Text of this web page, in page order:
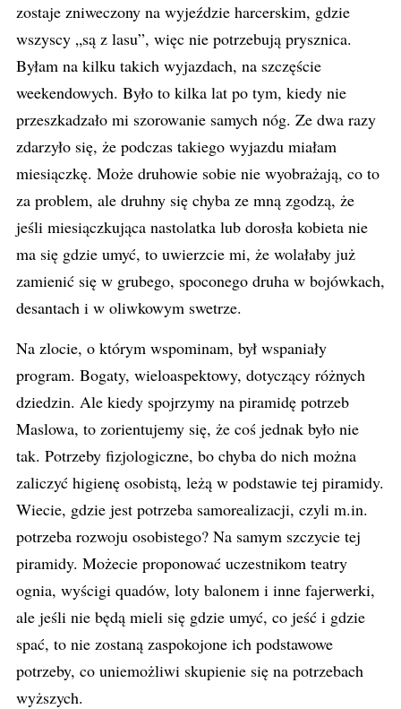
zostaje zniweczony na wyjeździe harcerskim, gdzie
wszyscy „są z lasu”, więc nie potrzebują prysznica.
Byłam na kilku takich wyjazdach, na szczęście
weekendowych. Było to kilka lat po tym, kiedy nie
przeszkadzało mi szorowanie samych nóg. Ze dwa razy
zdarzyło się, że podczas takiego wyjazdu miałam
miesiączkę. Może druhowie sobie nie wyobrażają, co to
za problem, ale druhny się chyba ze mną zgodzą, że
jeśli miesiączkująca nastolatka lub dorosła kobieta nie
ma się gdzie umyć, to uwierzcie mi, że wolałaby już
zamienić się w grubego, spoconego druha w bojówkach,
desantach i w oliwkowym swetrze.
Na zlocie, o którym wspominam, był wspaniały
program. Bogaty, wieloaspektowy, dotyczący różnych
dziedzin. Ale kiedy spojrzymy na piramidę potrzeb
Maslowa, to zorientujemy się, że coś jednak było nie
tak. Potrzeby fizjologiczne, bo chyba do nich można
zaliczyć higienę osobistą, leżą w podstawie tej piramidy.
Wiecie, gdzie jest potrzeba samorealizacji, czyli m.in.
potrzeba rozwoju osobistego? Na samym szczycie tej
piramidy. Możecie proponować uczestnikom teatry
ognia, wyścigi quadów, loty balonem i inne fajerwerki,
ale jeśli nie będą mieli się gdzie umyć, co jeść i gdzie
spać, to nie zostaną zaspokojone ich podstawowe
potrzeby, co uniemożliwi skupienie się na potrzebach
wyższych.